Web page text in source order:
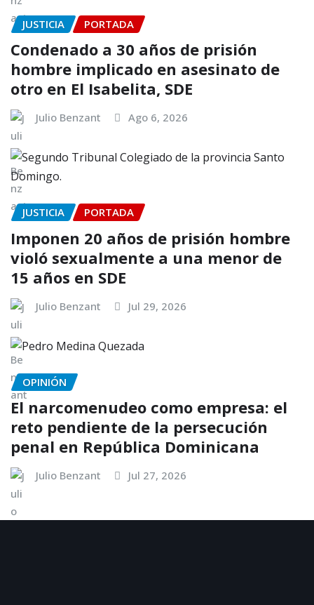
JUSTICIA PORTADA
Condenado a 30 años de prisión
hombre implicado en asesinato de
otro en El Isabelita, SDE
Julio Benzant Ago 6, 2026
JUSTICIA PORTADA
Imponen 20 años de prisión hombre
violó sexualmente a una menor de
15 años en SDE
Julio Benzant Jul 29, 2026
OPINIÓN
El narcomenudeo como empresa: el
reto pendiente de la persecución
penal en República Dominicana
Julio Benzant Jul 27, 2026